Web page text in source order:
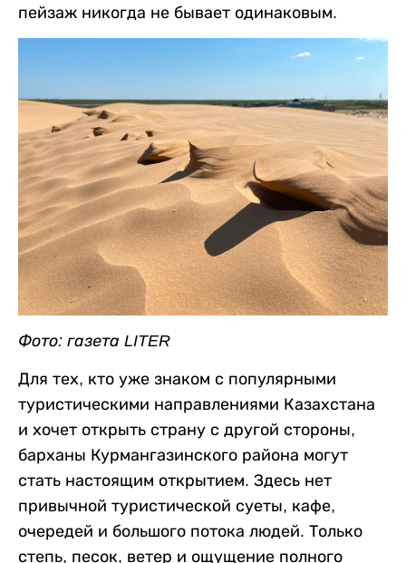
пейзаж никогда не бывает одинаковым.
Фото: газета LITER
Для тех, кто уже знаком с популярными
туристическими направлениями Казахстана
и хочет открыть страну с другой стороны,
барханы Курмангазинского района могут
стать настоящим открытием. Здесь нет
привычной туристической суеты, кафе,
очередей и большого потока людей. Только
степь, песок, ветер и ощущение полного